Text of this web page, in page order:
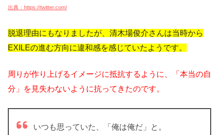
出典：https://twitter.com/
脱退理由にもなりましたが、清木場俊介さんは当時から
EXILEの進む方向に違和感を感じていたようです。
周りが作り上げるイメージに抵抗するように、「本当の自
分」を見失わないように抗ってきたのです。
いつも思っていた、「俺は俺だ」と。